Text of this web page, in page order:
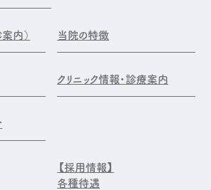
内） 当院の特徴
クリニック情報・診療案内
【採用情報】
各種待遇